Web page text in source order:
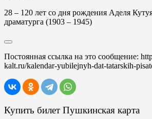
28 – 120 лет со дня рождения Аделя
драматурга (1903 – 1945)
Постоянная ссылка на это сообщение:
kalt.ru/kalendar-yubilejnyh-dat-tatarskih-
Купить билет Пушкинская карта